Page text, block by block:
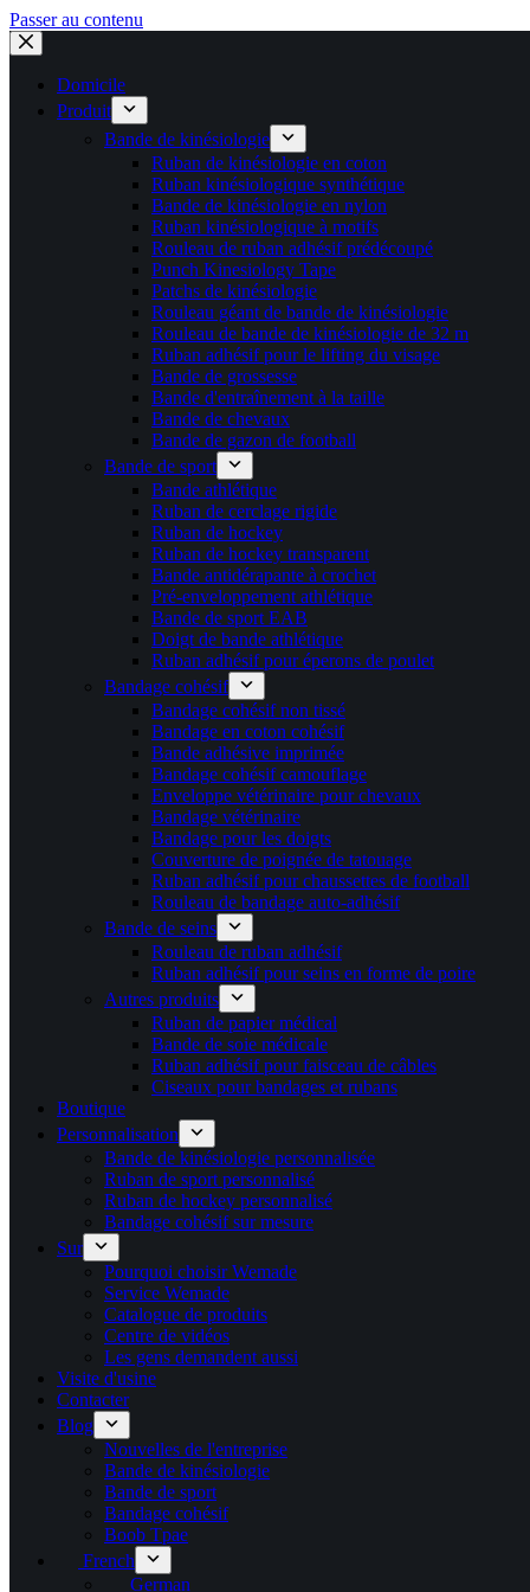
Passer au contenu
Domicile
Produit
Bande de kinésiologie
Ruban de kinésiologie en coton
Ruban kinésiologique synthétique
Bande de kinésiologie en nylon
Ruban kinésiologique à motifs
Rouleau de ruban adhésif prédécoupé
Punch Kinesiology Tape
Patchs de kinésiologie
Rouleau géant de bande de kinésiologie
Rouleau de bande de kinésiologie de 32 m
Ruban adhésif pour le lifting du visage
Bande de grossesse
Bande d'entraînement à la taille
Bande de chevaux
Bande de gazon de football
Bande de sport
Bande athlétique
Ruban de cerclage rigide
Ruban de hockey
Ruban de hockey transparent
Bande antidérapante à crochet
Pré-enveloppement athlétique
Bande de sport EAB
Doigt de bande athlétique
Ruban adhésif pour éperons de poulet
Bandage cohésif
Bandage cohésif non tissé
Bandage en coton cohésif
Bande adhésive imprimée
Bandage cohésif camouflage
Enveloppe vétérinaire pour chevaux
Bandage vétérinaire
Bandage pour les doigts
Couverture de poignée de tatouage
Ruban adhésif pour chaussettes de football
Rouleau de bandage auto-adhésif
Bande de seins
Rouleau de ruban adhésif
Ruban adhésif pour seins en forme de poire
Autres produits
Ruban de papier médical
Bande de soie médicale
Ruban adhésif pour faisceau de câbles
Ciseaux pour bandages et rubans
Boutique
Personnalisation
Bande de kinésiologie personnalisée
Ruban de sport personnalisé
Ruban de hockey personnalisé
Bandage cohésif sur mesure
Sur
Pourquoi choisir Wemade
Service Wemade
Catalogue de produits
Centre de vidéos
Les gens demandent aussi
Visite d'usine
Contacter
Blog
Nouvelles de l'entreprise
Bande de kinésiologie
Bande de sport
Bandage cohésif
Boob Tpae
French
German